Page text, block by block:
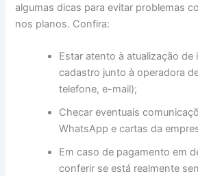
algumas dicas para evitar problemas
nos planos. Confira:
Estar atento à atualização
cadastro junto à operadora
telefone, e-mail);
Checar eventuais
WhatsApp e cartas da
Em caso de pagamento em
conferir se está realmente